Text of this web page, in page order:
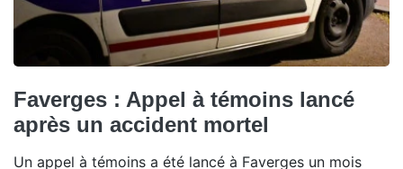
Faverges : Appel à témoins lancé
après un accident mortel
Un appel à témoins a été lancé à Faverges un mois